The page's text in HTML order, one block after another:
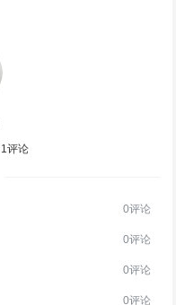
1评论
0评论
0评论
0评论
0评论